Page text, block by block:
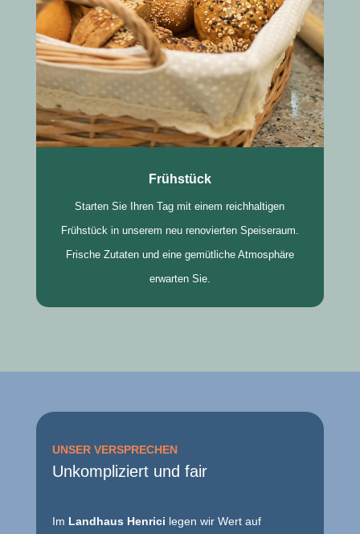
Frühstück
Starten Sie Ihren Tag mit einem reichhaltigen
Frühstück in unserem neu renovierten Speiseraum.
Frische Zutaten und eine gemütliche Atmosphäre
erwarten Sie.
UNSER VERSPRECHEN
Unkompliziert und fair
Im Landhaus Henrici legen wir Wert auf